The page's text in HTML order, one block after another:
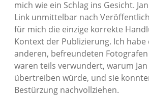
mich wie ein Schlag ins Gesicht.
Link unmittelbar nach
für mich die einzige korrekte
Kontext der Publizierung. Ich habe
anderen, befreundeten Fotografen
waren teils verwundert, warum Jan
übertreiben würde, und sie
Bestürzung nachvollziehen.